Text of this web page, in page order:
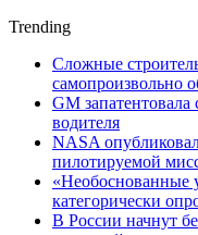
Trending
Сложные
самопроизвольно
GM
водителя
NASA
пилотируемой
«Необоснованные
категорически
В России начнут